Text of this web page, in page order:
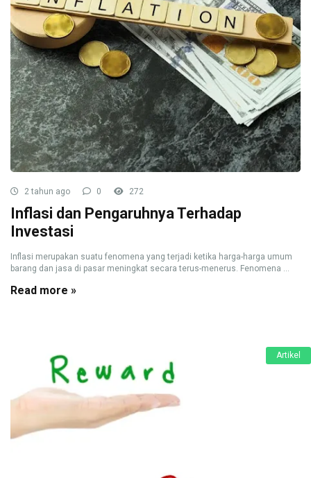
2 tahun ago 0 272
Inflasi dan Pengaruhnya Terhadap
Investasi
Inflasi merupakan suatu fenomena yang terjadi ketika harga-harga umum
barang dan jasa di pasar meningkat secara terus-menerus. Fenomena ...
Read more »
Artikel